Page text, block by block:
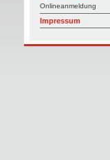
Onlineanmeldung
Impressum